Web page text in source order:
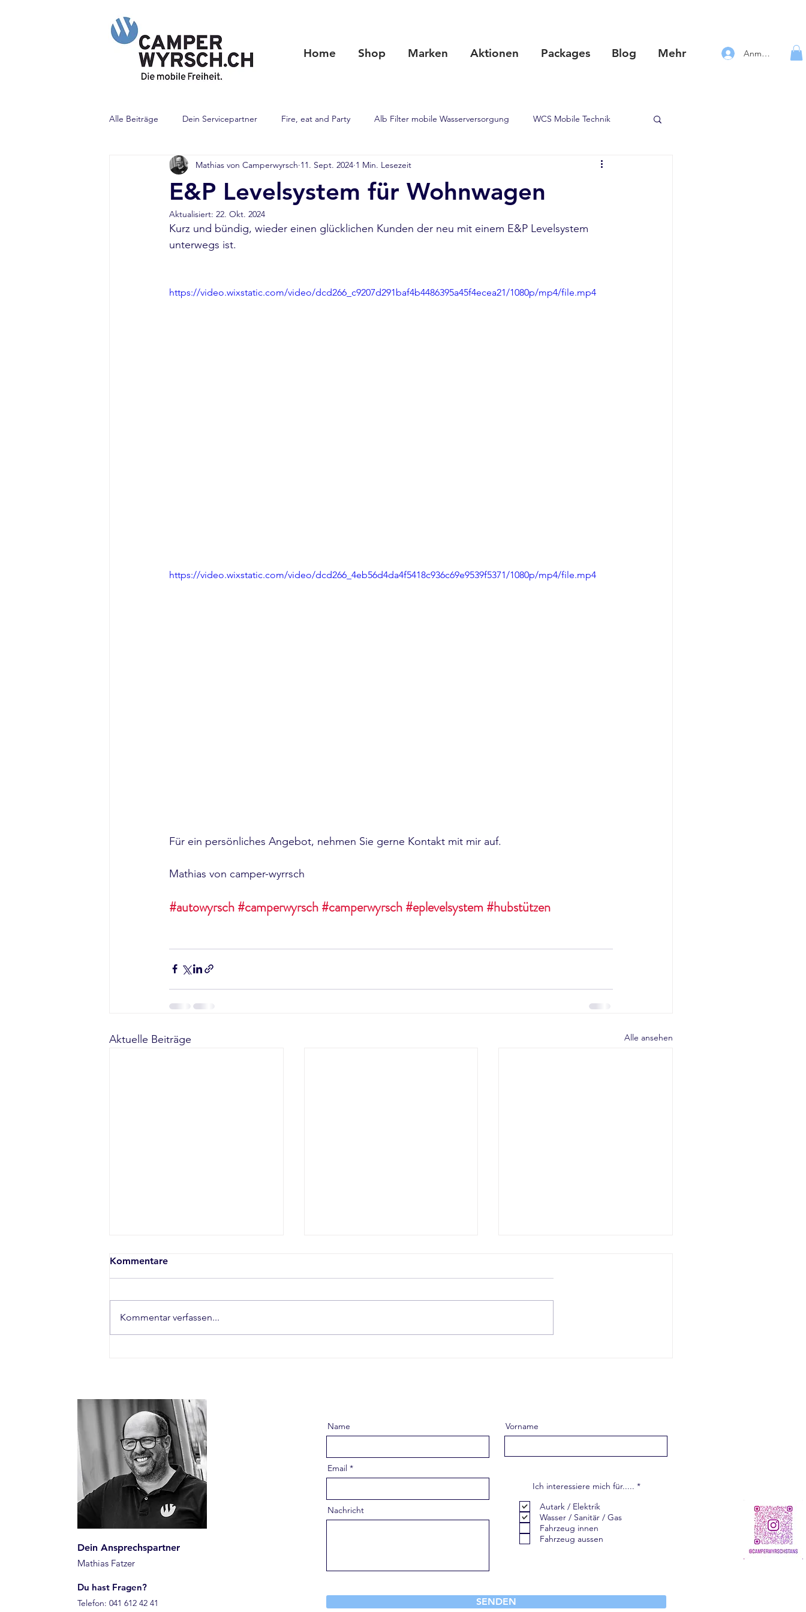
Home Shop Marken Aktionen Packages Blog Mehr Anmelden
Alle Beiträge Dein Servicepartner Fire, eat and Party Alb Filter mobile Wasserversorgung WCS Mobile Technik
Enders Grill E&P Levelsystem PUSHrack Alb Filter Wasseraufbereitung Flex. Schlafsystem für jeden Van
Vorzelt Lösungen ALKO Anbauteile
E&P Levelsystem für Wohnwagen
Mathias von Camperwyrsch 11. Sept. 2024 1 Min. Lesezeit
Aktualisiert: 22. Okt. 2024
Kurz und bündig, wieder einen glücklichen Kunden der neu mit einem E&P Levelsystem
unterwegs ist.
https://video.wixstatic.com/video/dcd266_c9207d291baf4b4486395a45f4ecea21/1080p/mp4/file.mp4
https://video.wixstatic.com/video/dcd266_4eb56d4da4f5418c936c69e9539f5371/1080p/mp4/file.mp4
Für ein persönliches Angebot, nehmen Sie gerne Kontakt mit mir auf.
Mathias von camper-wyrrsch
#autowyrsch#camperwyrsch#camperwyrsch#eplevelsystem#hubstützen
Aktuelle Beiträge Alle ansehen
Kommentare
Kommentar verfassen...
Dein Ansprechspartner
Mathias Fatzer
Du hast Fragen?
Telefon: 041 612 42 41
Name Vorname
Email
Nachricht
Ich interessiere mich für..... *P
Autark / Elektrik
Wasser / Sanitär / Gas
Fahrzeug innen
Fahrzeug aussen
SENDEN